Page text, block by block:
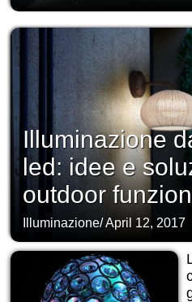
Illuminazione
led: idee e
outdoor
Illuminazione/April 12, 2017